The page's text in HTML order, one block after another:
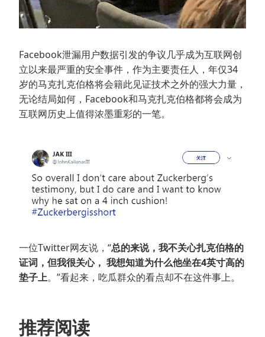
Facebook泄漏用户数据引发的争议几乎成为互联网创
立以来最严重的安全事件，作为主要责任人，年仅34
岁的马克扎克伯格将会籍此见证技术之外的强大力量，
无论结局如何，Facebook和马克扎克伯格都将会成为
互联网历史上值得浓墨重彩的一笔。
一位Twitter网友说，“总的来说，我不关心扎克伯格的
证词，但我很关心， 我想知道为什么他坐在4英寸高的
垫子上。”看起来，吃瓜群众的看点却不在这件事上。
推荐阅读